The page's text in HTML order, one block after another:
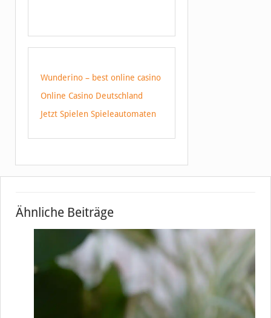
Wunderino – best online casino
Online Casino Deutschland
Jetzt Spielen Spieleautomaten
Ähnliche Beiträge